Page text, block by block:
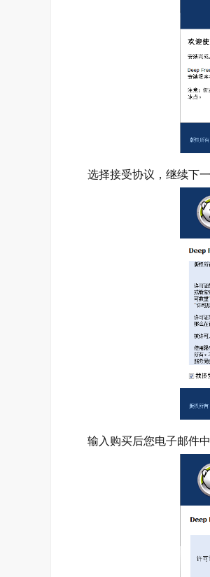
选择接受协议，继续下一
输入购买后您电子邮件中